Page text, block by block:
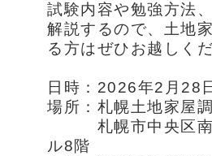
試験内容や勉強方法
解説するので、土地
る方はぜひお越しく
日時：2026年2月28
場所：札幌土地家屋
札幌市中央区南4
ル8階